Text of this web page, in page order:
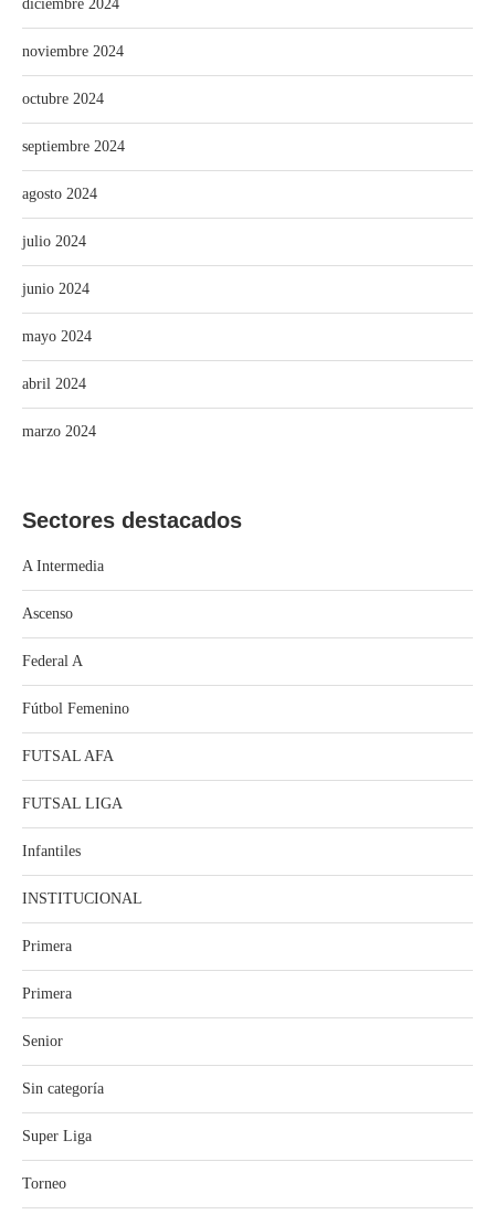
diciembre 2024
noviembre 2024
octubre 2024
septiembre 2024
agosto 2024
julio 2024
junio 2024
mayo 2024
abril 2024
marzo 2024
Sectores destacados
A Intermedia
Ascenso
Federal A
Fútbol Femenino
FUTSAL AFA
FUTSAL LIGA
Infantiles
INSTITUCIONAL
Primera
Primera
Senior
Sin categoría
Super Liga
Torneo